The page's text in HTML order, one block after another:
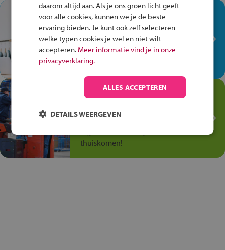
In de winkel ben je op je
plek!
Ontdek via het vmbo jouw talent
op de winkelvloer, waar elke dag
anders is!
Jouw talent in de
thuiskomen!
daarom altijd aan. Als je ons groen licht geeft
voor alle cookies, kunnen we je de beste
ervaring bieden. Je kunt ook zelf selecteren
welke typen cookies je wel en niet wilt
accepteren. Meer informatie vind je in onze
privacyverklaring.
ALLES ACCEPTEREN
DETAILS WEERGEVEN